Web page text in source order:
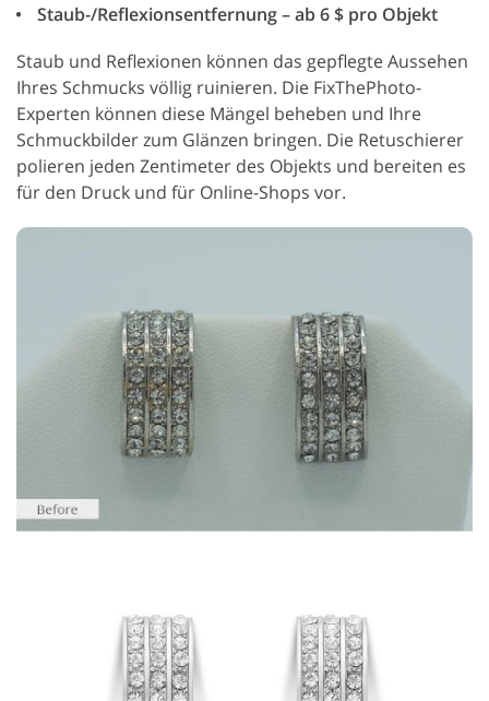
Staub-/Reflexionsentfernung – ab 6 $ pro Objekt
Staub und Reflexionen können das gepflegte Aussehen
Ihres Schmucks völlig ruinieren. Die FixThePhoto-
Experten können diese Mängel beheben und Ihre
Schmuckbilder zum Glänzen bringen. Die Retuschierer
polieren jeden Zentimeter des Objekts und bereiten es
für den Druck und für Online-Shops vor.